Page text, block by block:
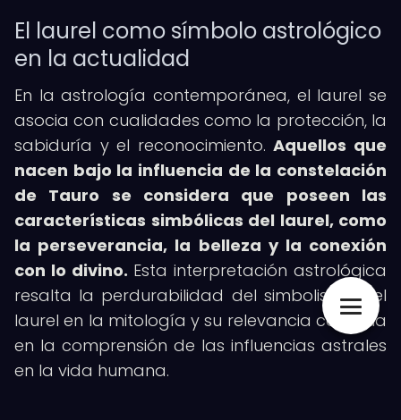
El laurel como símbolo astrológico
en la actualidad
En la astrología contemporánea, el laurel se
asocia con cualidades como la protección, la
sabiduría y el reconocimiento.Aquellos que
nacen bajo la influencia de la constelación
de Tauro se considera que poseen las
características simbólicas del laurel, como
la perseverancia, la belleza y la conexión
con lo divino. Esta interpretación astrológica
resalta la perdurabilidad del simbolismo del
laurel en la mitología y su relevancia continua
en la comprensión de las influencias astrales
en la vida humana.